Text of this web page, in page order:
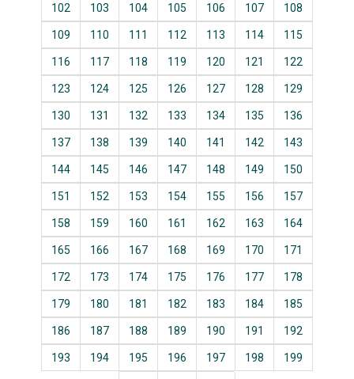
102 103 104 105 106 107 108
109 110 111 112 113 114 115
116 117 118 119 120 121 122
123 124 125 126 127 128 129
130 131 132 133 134 135 136
137 138 139 140 141 142 143
144 145 146 147 148 149 150
151 152 153 154 155 156 157
158 159 160 161 162 163 164
165 166 167 168 169 170 171
172 173 174 175 176 177 178
179 180 181 182 183 184 185
186 187 188 189 190 191 192
193 194 195 196 197 198 199